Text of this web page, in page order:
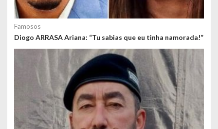
Famosos
Diogo ARRASA Ariana: “Tu sabias que eu tinha namorada!”